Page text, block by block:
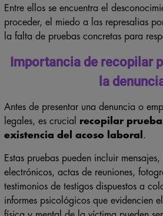
Entre ellos se encuentra el
proceder, el miedo a las represalias
la falta de pruebas concretas para
Importancia de recopilar
la
Antes de presentar una denuncia o
legales, es crucial recopilar
existencia del acoso laboral .
Estas pruebas pueden incluir
electrónicos, actas de reuniones,
testimonios de testigos dispuestos a
informes psicológicos que evidencien